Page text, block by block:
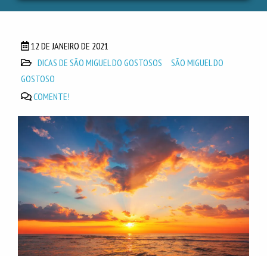
12 DE JANEIRO DE 2021
DICAS DE SÃO MIGUEL DO GOSTOSOS
SÃO MIGUEL DO
GOSTOSO
COMENTE!